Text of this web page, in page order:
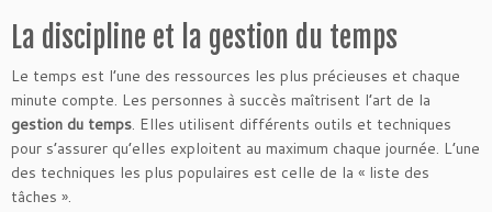
La discipline et la gestion du temps
Le temps est l’une des ressources les plus précieuses et chaque
minute compte. Les personnes à succès maîtrisent l’art de la
gestion du temps. Elles utilisent différents outils et techniques
pour s’assurer qu’elles exploitent au maximum chaque journée. L’une
des techniques les plus populaires est celle de la « liste des
tâches ».